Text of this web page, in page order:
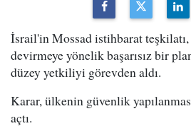
İsrail'in Mossad istihbarat
devirmeye yönelik başarısız bir
düzey yetkiliyi görevden aldı.
Karar, ülkenin güvenlik
açtı.